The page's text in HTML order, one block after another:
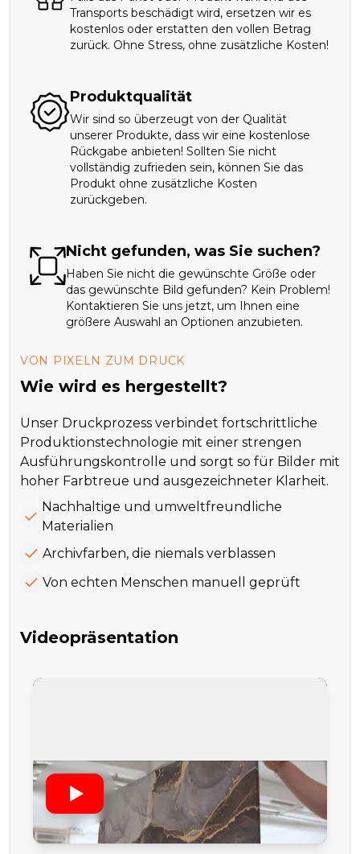
Transports beschädigt wird, ersetzen wir es
kostenlos oder erstatten den vollen Betrag
zurück. Ohne Stress, ohne zusätzliche Kosten!
Produktqualität
Wir sind so überzeugt von der Qualität
unserer Produkte, dass wir eine kostenlose
Rückgabe anbieten! Sollten Sie nicht
vollständig zufrieden sein, können Sie das
Produkt ohne zusätzliche Kosten
zurückgeben.
Nicht gefunden, was Sie suchen?
Haben Sie nicht die gewünschte Größe oder
das gewünschte Bild gefunden? Kein Problem!
Kontaktieren Sie uns jetzt, um Ihnen eine
größere Auswahl an Optionen anzubieten.
VON PIXELN ZUM DRUCK
Wie wird es hergestellt?
Unser Druckprozess verbindet fortschrittliche
Produktionstechnologie mit einer strengen
Ausführungskontrolle und sorgt so für Bilder mit
hoher Farbtreue und ausgezeichneter Klarheit.
Nachhaltige und umweltfreundliche
Materialien
Archivfarben, die niemals verblassen
Von echten Menschen manuell geprüft
Videopräsentation